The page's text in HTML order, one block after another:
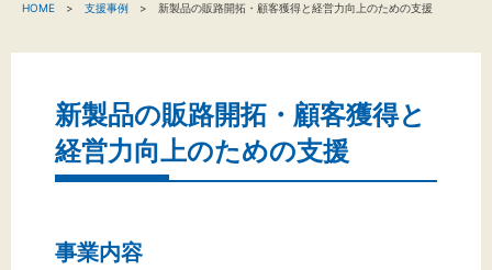
新着情報
関係機関の方へ
商工会連合会について
HOME 支援事例 新製品の販路開拓・顧客獲得と経営力向上のための支援
新製品の販路開拓・顧客獲得と
経営力向上のための支援
事業内容